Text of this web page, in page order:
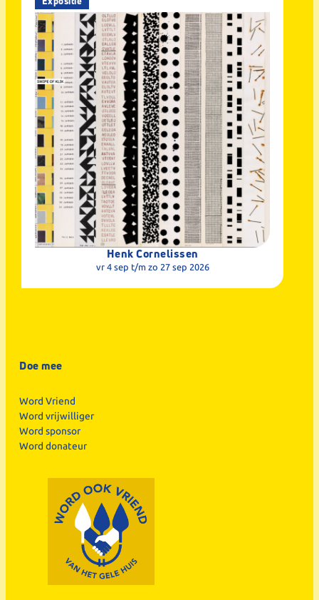
Henk Cornelissen
vr 4 sep t/m zo 27 sep 2026
Doe mee
Word Vriend
Word vrijwilliger
Word sponsor
Word donateur